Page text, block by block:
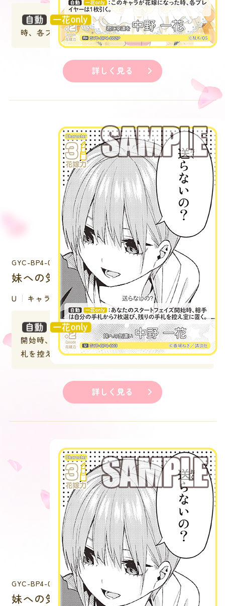
：このキャラが花嫁になった
時、各プレイヤーは１枚引く。
詳しく見る
GYC-BP4-003
妹への気遣い中野 一花
U キャラクター
：あなたのスタートフェイズ
開始時、相手は自分の手札から７枚選び、残りの手
札を控え室に置く。
詳しく見る
GYC-BP4-003P
妹への気遣い中野 一花